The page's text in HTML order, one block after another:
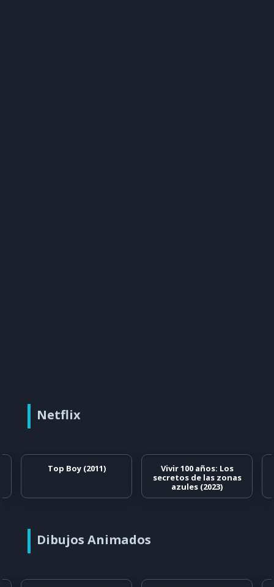
Netflix
Top Boy (2011)
Vivir 100 años: Los
secretos de las zonas
azules (2023)
Dibujos Animados